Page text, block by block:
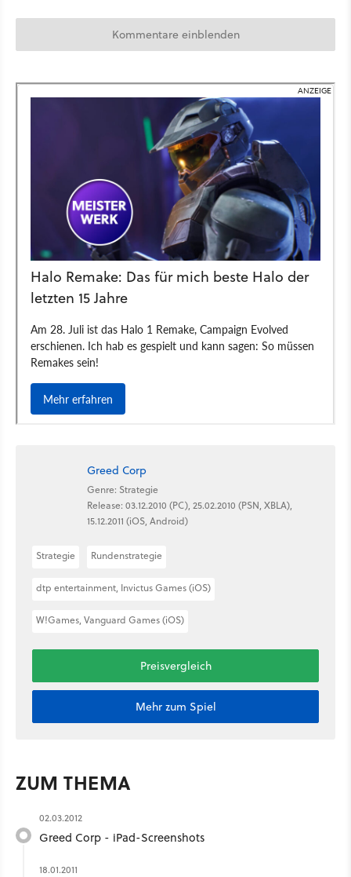
Kommentare einblenden
Greed Corp
Genre: Strategie
Release: 03.12.2010 (PC), 25.02.2010 (PSN, XBLA),
15.12.2011 (iOS, Android)
Strategie Rundenstrategie
dtp entertainment, Invictus Games (iOS)
W!Games, Vanguard Games (iOS)
Preisvergleich
Mehr zum Spiel
ZUM THEMA
02.03.2012
Greed Corp - iPad-Screenshots
18.01.2011